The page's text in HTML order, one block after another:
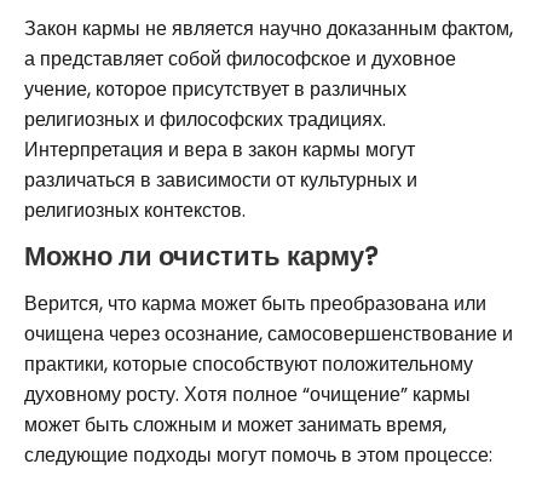
Закон кармы не является научно доказанным фактом,
а представляет собой философское и духовное
учение, которое присутствует в различных
религиозных и философских традициях.
Интерпретация и вера в закон кармы могут
различаться в зависимости от культурных и
религиозных контекстов.
Можно ли очистить карму?
Верится, что карма может быть преобразована или
очищена через осознание, самосовершенствование и
практики, которые способствуют положительному
духовному росту. Хотя полное “очищение” кармы
может быть сложным и может занимать время,
следующие подходы могут помочь в этом процессе: